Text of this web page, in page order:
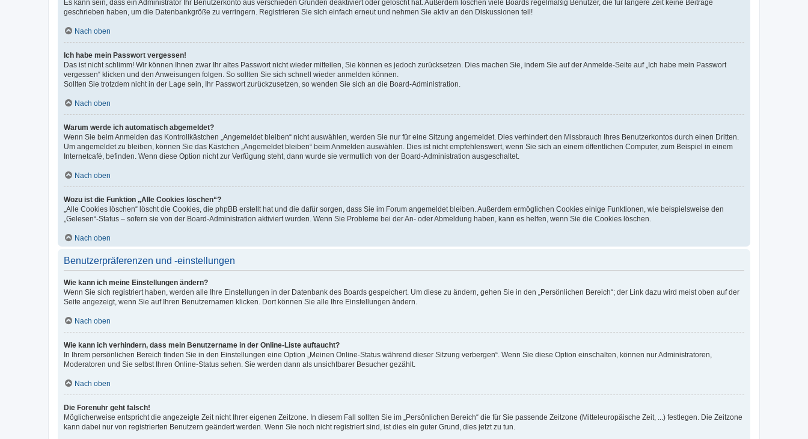
Es kann sein, dass ein Administrator Ihr Benutzerkonto aus verschieden Gründen deaktiviert oder gelöscht hat. Außerdem löschen viele Boards regelmäßig Benutzer, die für längere Zeit keine Beiträge
geschrieben haben, um die Datenbankgröße zu verringern. Registrieren Sie sich einfach erneut und nehmen Sie aktiv an den Diskussionen teil!
Nach oben
Ich habe mein Passwort vergessen!
Das ist nicht schlimm! Wir können Ihnen zwar Ihr altes Passwort nicht wieder mitteilen, Sie können es jedoch zurücksetzen. Dies machen Sie, indem Sie auf der Anmelde-Seite auf „Ich habe mein Passwort
vergessen“ klicken und den Anweisungen folgen. So sollten Sie sich schnell wieder anmelden können.
Sollten Sie trotzdem nicht in der Lage sein, Ihr Passwort zurückzusetzen, so wenden Sie sich an die Board-Administration.
Nach oben
Warum werde ich automatisch abgemeldet?
Wenn Sie beim Anmelden das Kontrollkästchen „Angemeldet bleiben“ nicht auswählen, werden Sie nur für eine Sitzung angemeldet. Dies verhindert den Missbrauch Ihres Benutzerkontos durch einen Dritten.
Um angemeldet zu bleiben, können Sie das Kästchen „Angemeldet bleiben“ beim Anmelden auswählen. Dies ist nicht empfehlenswert, wenn Sie sich an einem öffentlichen Computer, zum Beispiel in einem
Internetcafé, befinden. Wenn diese Option nicht zur Verfügung steht, dann wurde sie vermutlich von der Board-Administration ausgeschaltet.
Nach oben
Wozu ist die Funktion „Alle Cookies löschen“?
„Alle Cookies löschen“ löscht die Cookies, die phpBB erstellt hat und die dafür sorgen, dass Sie im Forum angemeldet bleiben. Außerdem ermöglichen Cookies einige Funktionen, wie beispielsweise den
„Gelesen“-Status – sofern sie von der Board-Administration aktiviert wurden. Wenn Sie Probleme bei der An- oder Abmeldung haben, kann es helfen, wenn Sie die Cookies löschen.
Nach oben
Benutzerpräferenzen und -einstellungen
Wie kann ich meine Einstellungen ändern?
Wenn Sie sich registriert haben, werden alle Ihre Einstellungen in der Datenbank des Boards gespeichert. Um diese zu ändern, gehen Sie in den „Persönlichen Bereich“; der Link dazu wird meist oben auf der
Seite angezeigt, wenn Sie auf Ihren Benutzernamen klicken. Dort können Sie alle Ihre Einstellungen ändern.
Nach oben
Wie kann ich verhindern, dass mein Benutzername in der Online-Liste auftaucht?
In Ihrem persönlichen Bereich finden Sie in den Einstellungen eine Option „Meinen Online-Status während dieser Sitzung verbergen“. Wenn Sie diese Option einschalten, können nur Administratoren,
Moderatoren und Sie selbst Ihren Online-Status sehen. Sie werden dann als unsichtbarer Besucher gezählt.
Nach oben
Die Forenuhr geht falsch!
Möglicherweise entspricht die angezeigte Zeit nicht Ihrer eigenen Zeitzone. In diesem Fall sollten Sie im „Persönlichen Bereich“ die für Sie passende Zeitzone (Mitteleuropäische Zeit, ...) festlegen. Die Zeitzone
kann dabei nur von registrierten Benutzern geändert werden. Wenn Sie noch nicht registriert sind, ist dies ein guter Grund, dies jetzt zu tun.